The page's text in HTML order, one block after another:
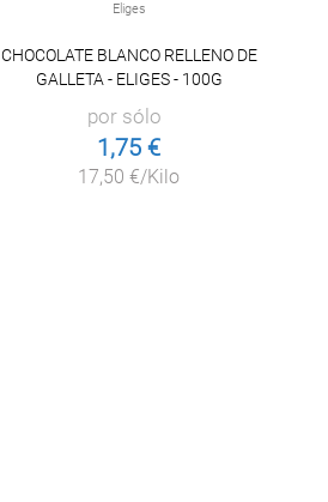
Eliges
CHOCOLATE BLANCO RELLENO DE
GALLETA - ELIGES - 100G
por sólo
1,75 €
17,50 €/Kilo